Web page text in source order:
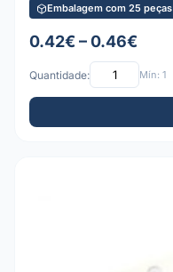
Embalagem com 25 peças
0.42€ – 0.46€
Quantidade: Mín: 1